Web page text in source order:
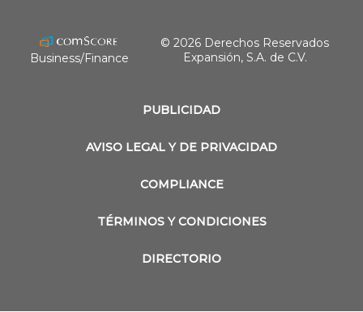
PUBLICIDAD
AVISO LEGAL Y DE PRIVACIDAD
COMPLIANCE
TÉRMINOS Y CONDICIONES
DIRECTORIO
Business/Finance
© 2026 Derechos Reservados
Expansión, S.A. de C.V.